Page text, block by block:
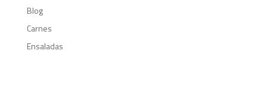
Blog
Carnes
Ensaladas